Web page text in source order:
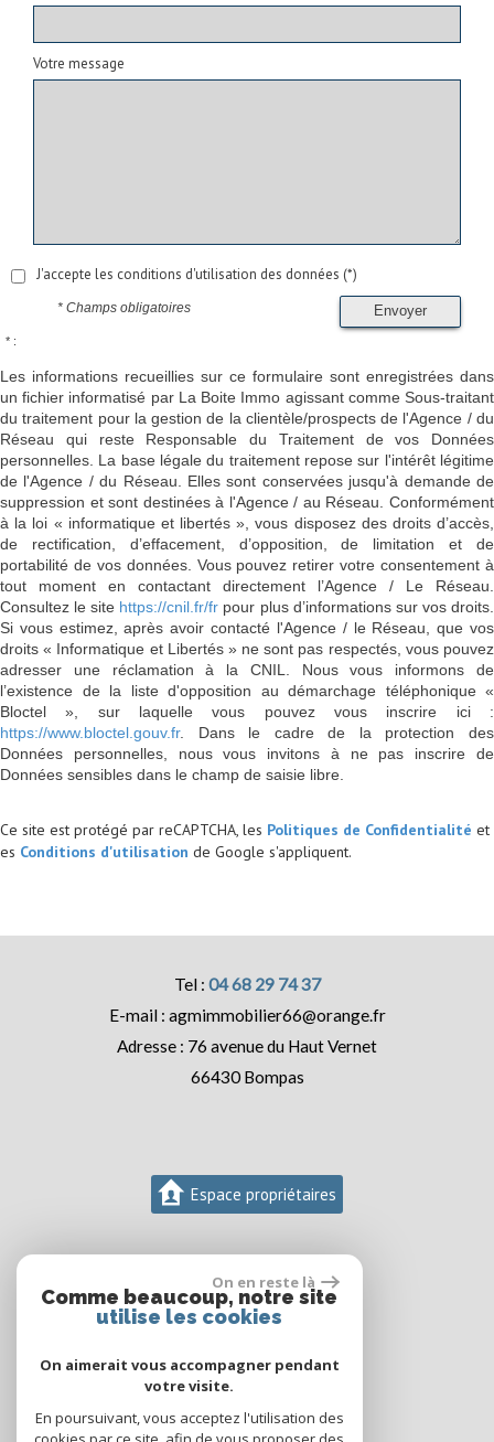
Votre message
J'accepte les conditions d'utilisation des données (*)
Envoyer
* Champs obligatoires
* :
Les informations recueillies sur ce formulaire sont enregistrées dans
un fichier informatisé par La Boite Immo agissant comme Sous-traitant
du traitement pour la gestion de la clientèle/prospects de l'Agence / du
Réseau qui reste Responsable du Traitement de vos Données
personnelles. La base légale du traitement repose sur l'intérêt légitime
de l'Agence / du Réseau. Elles sont conservées jusqu'à demande de
suppression et sont destinées à l'Agence / au Réseau. Conformément
à la loi « informatique et libertés », vous disposez des droits d’accès,
de rectification, d’effacement, d’opposition, de limitation et de
portabilité de vos données. Vous pouvez retirer votre consentement à
tout moment en contactant directement l’Agence / Le Réseau.
Consultez le site https://cnil.fr/fr pour plus d’informations sur vos droits.
Si vous estimez, après avoir contacté l'Agence / le Réseau, que vos
droits « Informatique et Libertés » ne sont pas respectés, vous pouvez
adresser une réclamation à la CNIL. Nous vous informons de
l’existence de la liste d'opposition au démarchage téléphonique «
Bloctel », sur laquelle vous pouvez vous inscrire ici :
https://www.bloctel.gouv.fr. Dans le cadre de la protection des
Données personnelles, nous vous invitons à ne pas inscrire de
Données sensibles dans le champ de saisie libre.
Ce site est protégé par reCAPTCHA, les Politiques de Confidentialité et
es Conditions d'utilisation de Google s'appliquent.
04 68 29 74 37
agmimmobilier66@orange.fr
76 avenue du Haut Vernet
66430 Bompas
Espace propriétaires
On en reste là
Comme beaucoup, notre site
utilise les cookies
On aimerait vous accompagner pendant
votre visite.
En poursuivant, vous acceptez l'utilisation des